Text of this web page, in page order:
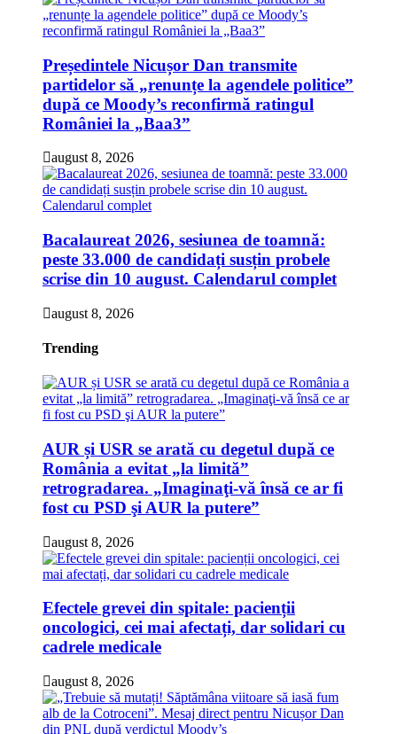
Președintele Nicușor Dan transmite
partidelor să „renunțe la agendele politice”
după ce Moody’s reconfirmă ratingul
României la „Baa3”
august 8, 2026
Bacalaureat 2026, sesiunea de toamnă:
peste 33.000 de candidați susțin probele
scrise din 10 august. Calendarul complet
august 8, 2026
Trending
AUR și USR se arată cu degetul după ce
România a evitat „la limită”
retrogradarea. „Imaginaţi-vă însă ce ar fi
fost cu PSD şi AUR la putere”
august 8, 2026
Efectele grevei din spitale: pacienții
oncologici, cei mai afectați, dar solidari cu
cadrele medicale
august 8, 2026